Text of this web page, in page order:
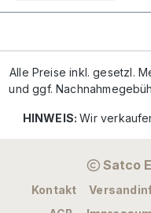
Alle Preise inkl. gesetzl.
und ggf.
HINWEIS:Wir
Satco
Kontakt